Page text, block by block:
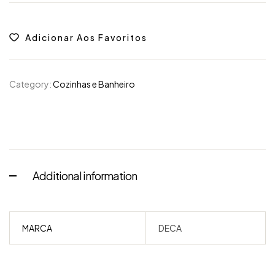
Adicionar Aos Favoritos
Category:Cozinhas e Banheiro
Additional information
MARCA DECA